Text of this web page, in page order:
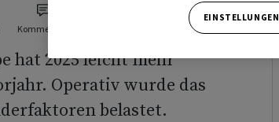
Kommentare
hat 2025 leicht mehr
Operativ wurde das
belastet.
EINSTELLUNGEN